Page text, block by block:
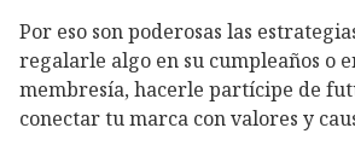
Por eso son poderosas las
regalarle algo en su cumpleaños o
membresía, hacerle partícipe de
conectar tu marca con valores y